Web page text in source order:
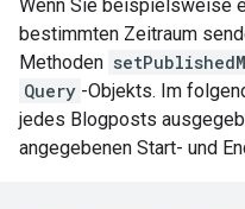
Wenn Sie beispielsweise
bestimmten Zeitraum
Methoden
Query -Objekts. Im
jedes Blogposts
angegebenen Start- und